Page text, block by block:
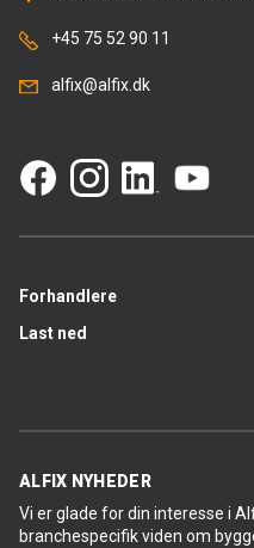
+45 75 52 90 11
alfix@alfix.dk
Forhandlere
Last ned
ALFIX NYHEDER
Vi er glade for din interesse i
branchespecifik viden om